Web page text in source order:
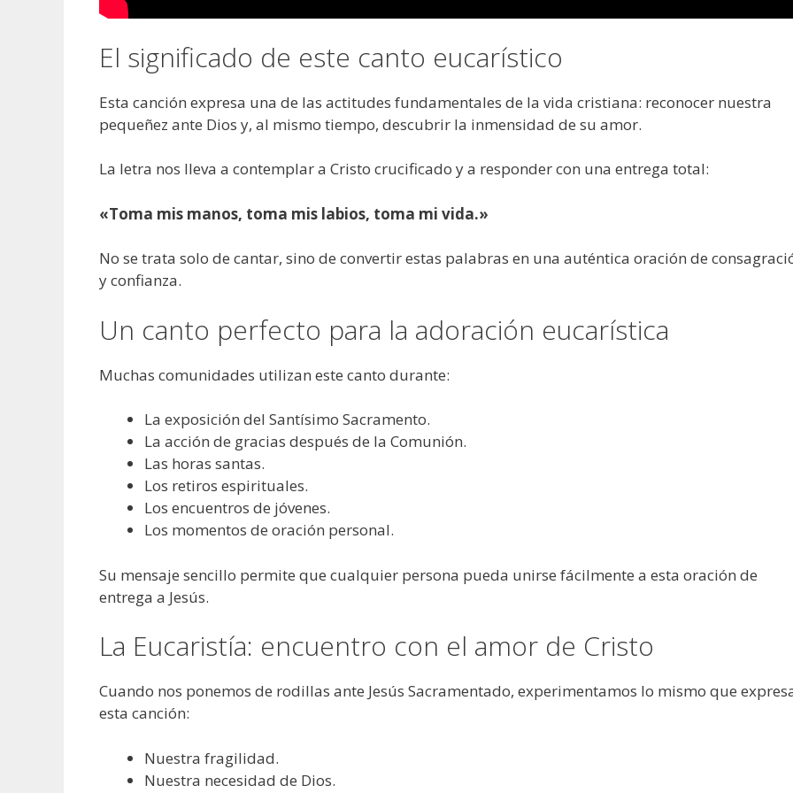
El significado de este canto eucarístico
Esta canción expresa una de las actitudes fundamentales de la vida cristiana: reconocer nuestra
pequeñez ante Dios y, al mismo tiempo, descubrir la inmensidad de su amor.
La letra nos lleva a contemplar a Cristo crucificado y a responder con una entrega total:
«Toma mis manos, toma mis labios, toma mi vida.»
No se trata solo de cantar, sino de convertir estas palabras en una auténtica oración de
y confianza.
Un canto perfecto para la adoración eucarística
Muchas comunidades utilizan este canto durante:
La exposición del Santísimo Sacramento.
La acción de gracias después de la Comunión.
Las horas santas.
Los retiros espirituales.
Los encuentros de jóvenes.
Los momentos de oración personal.
Su mensaje sencillo permite que cualquier persona pueda unirse fácilmente a esta oración de
entrega a Jesús.
La Eucaristía: encuentro con el amor de Cristo
Cuando nos ponemos de rodillas ante Jesús Sacramentado, experimentamos lo mismo que
esta canción:
Nuestra fragilidad.
Nuestra necesidad de Dios.